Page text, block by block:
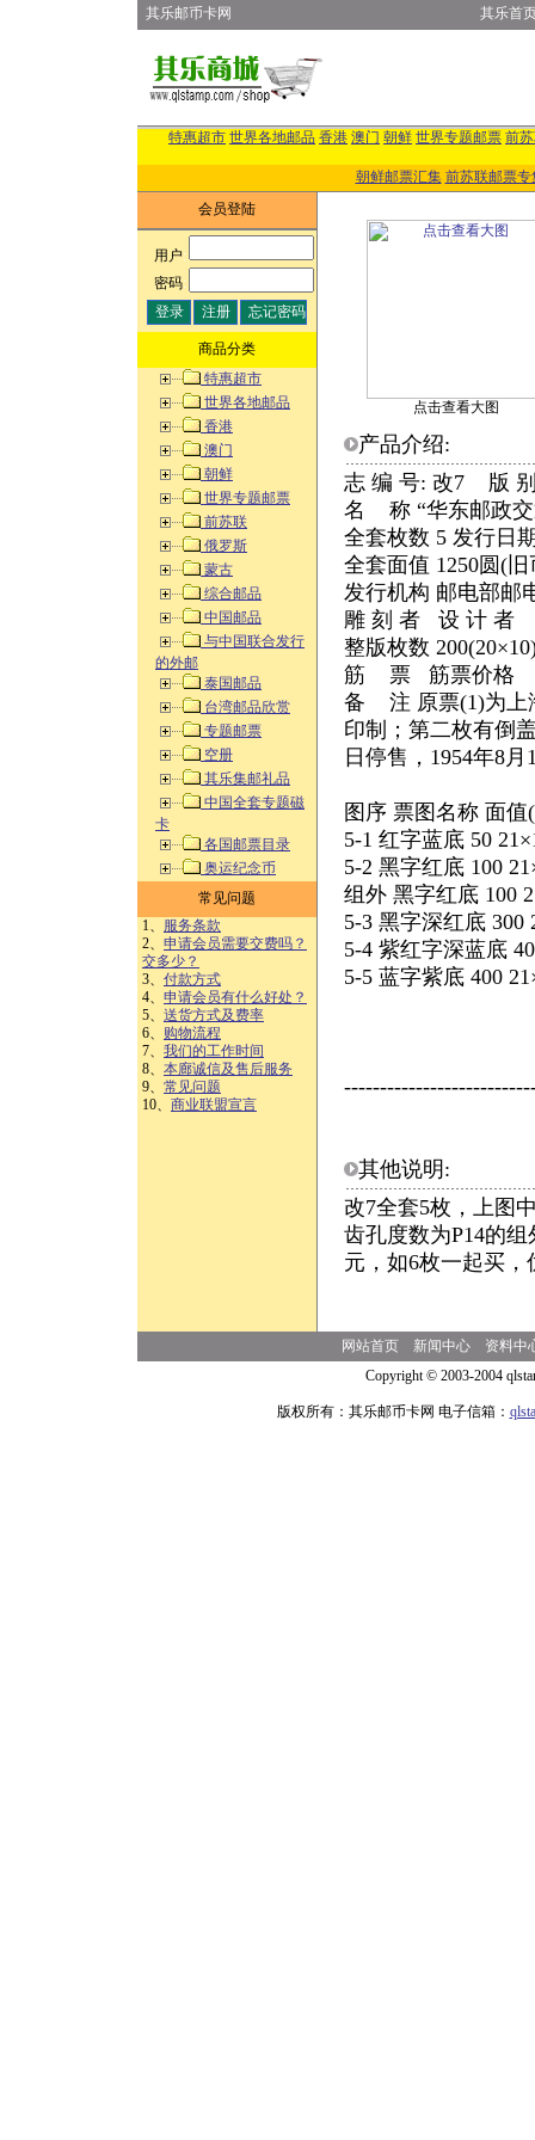
其乐邮币卡网 其乐首
特惠超市 世界各地邮品 香港 澳门 朝鲜 世界专题邮票 前
朝鲜邮票汇集 前苏联邮票专
会员登陆
用户:
密码:
商品分类
特惠超市
世界各地邮品
香港
澳门
朝鲜
世界专题邮票
前苏联
俄罗斯
蒙古
综合邮品
中国邮品
与中国联合发行
的外邮
泰国邮品
台湾邮品欣赏
专题邮票
空册
其乐集邮礼品
中国全套专题磁
卡
各国邮票目录
奥运纪念币
常见问题
1、 服务条款
2、 申请会员需要交费吗？
交多少？
3、 付款方式
4、 申请会员有什么好处？
5、 送货方式及费率
6、 购物流程
7、 我们的工作时间
8、 本廊诚信及售后服务
9、 常见问题
10、 商业联盟宣言
点击查看大图
产品介绍:
志 编 号: 改7 版
名 称 “华东邮政
全套枚数 5 发行日
全套面值 1250圆(
发行机构 邮电部邮
雕 刻 者 设 计 者
整版枚数
筋 票 筋票价格
备 注 原票(1)为上
印制；第二枚有倒
日停售，1954年8
图序 票图名称 面
5-1 红字蓝底 50
5-2 黑字红底 100
组外 黑字红底 100
5-3 黑字深红底 300
5-4 紫红字深蓝底
5-5 蓝字紫底 400
其他说明:
改7全套5枚，上图
齿孔度数为P14的
元，如6枚一起买
网站首页 新闻中心
资料中
Copyright © 2003-2004
版权所有：其乐邮币卡网 电子信箱：